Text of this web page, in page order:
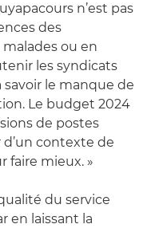
n’est pas
des
ou en
les syndicats
savoir le manque de
Le budget 2024
de postes
contexte de
faire mieux. »
du service
en laissant la